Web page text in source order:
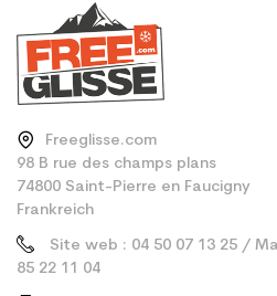
Freeglisse.com
98 B rue des champs plans
74800 Saint-Pierre en Faucigny
Frankreich
Site web : 04 50 07 13 25 /
85 22 11 04